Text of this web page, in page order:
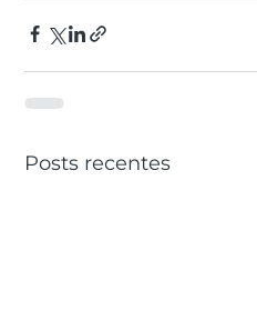
Posts recentes